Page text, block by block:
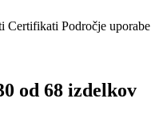
Certifikati Področje uporabe
od 68 izdelkov